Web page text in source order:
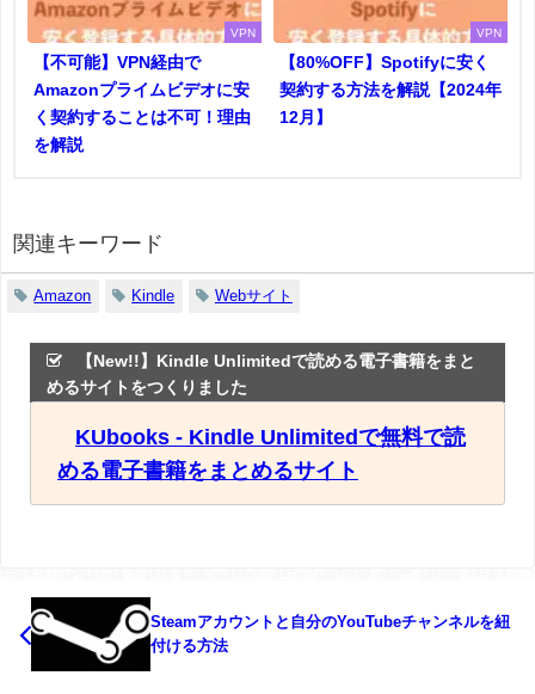
VPN
【不可能】VPN経由で
Amazonプライムビデオに安
く契約することは不可！理由
を解説
VPN
【80%OFF】Spotifyに安く
契約する方法を解説【2024年
12月】
関連キーワード
Amazon Kindle Webサイト
【New!!】Kindle Unlimitedで読める電子書籍をまと
めるサイトをつくりました
KUbooks - Kindle Unlimitedで無料で読
める電子書籍をまとめるサイト
Steamアカウントと自分のYouTubeチャンネルを紐
付ける方法